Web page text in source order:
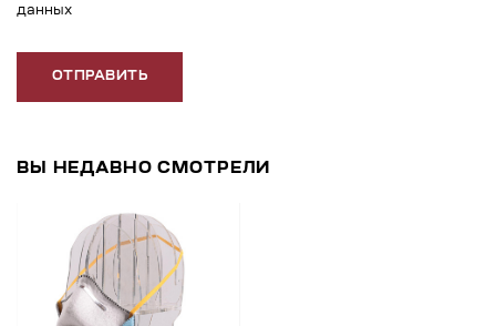
данных
ОТПРАВИТЬ
ВЫ НЕДАВНО СМОТРЕЛИ